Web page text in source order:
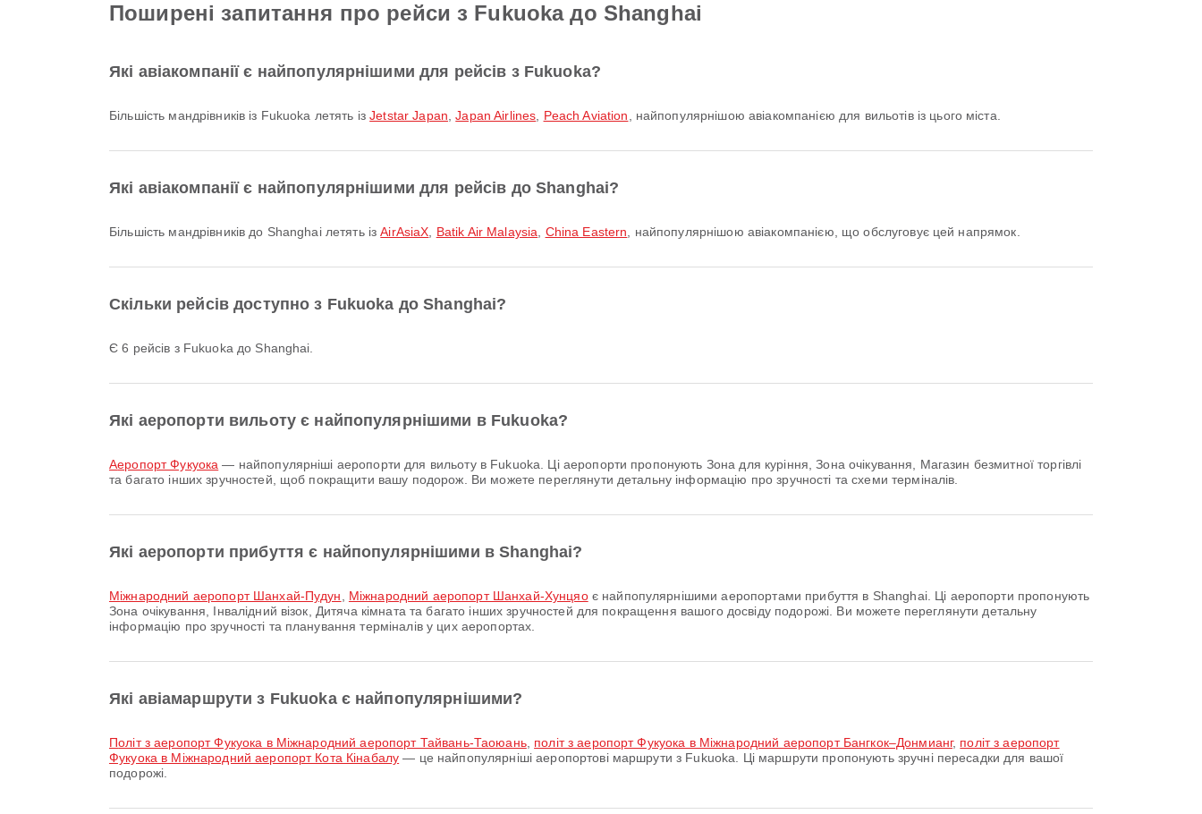
Поширені запитання про рейси з Fukuoka до Shanghai
Які авіакомпанії є найпопулярнішими для рейсів з Fukuoka?
Більшість мандрівників із Fukuoka летять ізJetstar Japan ,Japan Airlines Peach Aviation , найпопулярнішою авіакомпанією для вильотів із цього міста.
Які авіакомпанії є найпопулярнішими для рейсів до Shanghai?
Більшість мандрівників до Shanghai летять ізAirAsiaX Batik Air Malaysia China Eastern , найпопулярнішою авіакомпанією, що обслуговує цей напрямок.
Скільки рейсів доступно з Fukuoka до Shanghai?
Є 6 рейсів з Fukuoka до Shanghai.
Які аеропорти вильоту є найпопулярнішими в Fukuoka?
аеропорт Фукуока — найпопулярніші аеропорти для вильоту в Fukuoka. Ці аеропорти пропонують Зона для куріння, Зона очікування, Магазин безмитної торгівлі
та багато інших зручностей, щоб покращити вашу подорож. Ви можете переглянути детальну інформацію про зручності та схеми терміналів.
Які аеропорти прибуття є найпопулярнішими в Shanghai?
Міжнародний аеропорт Шанхай-Пудун Міжнародний аеропорт Шанхай-Хунцяоє найпопулярнішими аеропортами прибуття в Shanghai. Ці аеропорти пропонують
Зона очікування, Інвалідний візок, Дитяча кімната та багато інших зручностей для покращення вашого досвіду подорожі. Ви можете переглянути детальну
інформацію про зручності та планування терміналів у цих аеропортах.
Які авіамаршрути з Fukuoka є найпопулярнішими?
політ з аеропорт Фукуока в Міжнародний аеропорт Тайвань-Таоюань, політ з аеропорт Фукуока в Міжнародний аеропорт Бангкок–Донмианг, політ з аеропорт
Фукуока в Міжнародний аеропорт Кота Кінабалу — це найпопулярніші аеропортові маршрути з Fukuoka. Ці маршрути пропонують зручні пересадки для вашої
подорожі.